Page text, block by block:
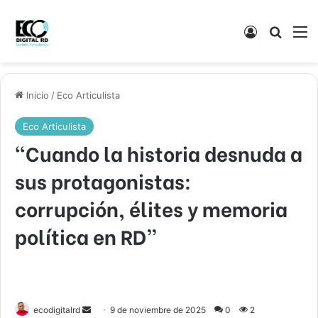
Acceso
Inicio / Eco Articulista
Eco Articulista
“Cuando la historia desnuda a
sus protagonistas:
corrupción, élites y memoria
política en RD”
ecodigitalrd
Send9 de noviembre de 2025 0 2